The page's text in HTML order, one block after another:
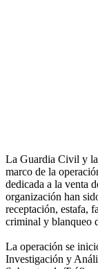
La Guardia Civil y la
marco de la
dedicada a la venta
organización han
receptación, estafa,
criminal y blanqueo
La operación se
Investigación y